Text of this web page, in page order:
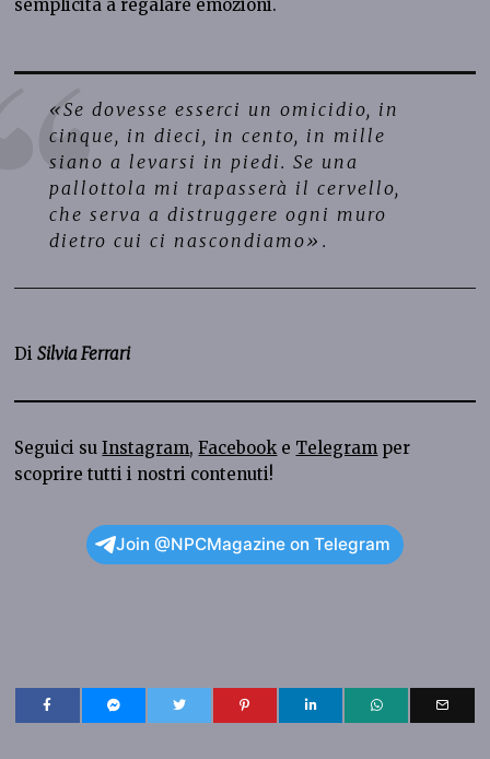
semplicità a regalare emozioni.
«Se dovesse esserci un omicidio, in
cinque, in dieci, in cento, in mille
siano a levarsi in piedi. Se una
pallottola mi trapasserà il cervello,
che serva a distruggere ogni muro
dietro cui ci nascondiamo».
DiSilvia Ferrari
Seguici suInstagram,Facebook e Telegram per
scoprire tutti i nostri contenuti!
Join @NPCMagazine on Telegram